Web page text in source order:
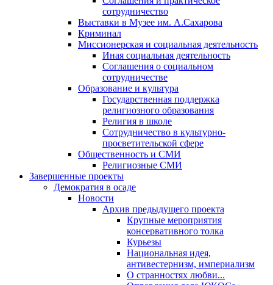
сотрудничество
Выставки в Музее им. А.Сахарова
Криминал
Миссионерская и социальная деятельность
Иная социальная деятельность
Соглашения о социальном
сотрудничестве
Образование и культура
Государственная поддержка
религиозного образования
Религия в школе
Сотрудничество в культурно-
просветительской сфере
Общественность и СМИ
Религиозные СМИ
Завершенные проекты
Демократия в осаде
Новости
Архив предыдущего проекта
Крупные мероприятия
консервативного толка
Курьезы
Национальная идея,
антивестернизм, империализм
О странностях любви...